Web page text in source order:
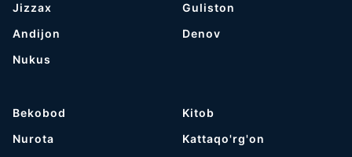
Jizzax
Andijon
Nukus
Guliston
Denov
Bekobod
Nurota
Kitob
Kattaqo'rg'on